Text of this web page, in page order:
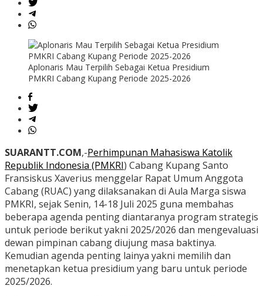
Aplonaris Mau Terpilih Sebagai Ketua Presidium
PMKRI Cabang Kupang Periode 2025-2026
SUARANTT.COM,-Perhimpunan Mahasiswa Katolik
Republik Indonesia (PMKRI) Cabang Kupang Santo
Fransiskus Xaverius menggelar Rapat Umum Anggota
Cabang (RUAC) yang dilaksanakan di Aula Marga siswa
PMKRI, sejak Senin, 14-18 Juli 2025 guna membahas
beberapa agenda penting diantaranya program strategis
untuk periode berikut yakni 2025/2026 dan mengevaluasi
dewan pimpinan cabang diujung masa baktinya.
Kemudian agenda penting lainya yakni memilih dan
menetapkan ketua presidium yang baru untuk periode
2025/2026.